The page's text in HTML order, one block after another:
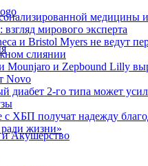
и Акушерство
медицины
взгляд мирового эксперта
и Bristol Myers не ведут
слиянии
Mounjaro и Zepbound Lilly
Novo
диабет 2‑го типа может
с ХБП получат надежду
жизни»